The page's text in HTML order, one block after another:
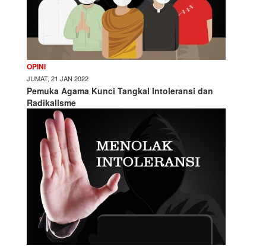
OPINI
JUMAT, 21 JAN 2022
Pemuka Agama Kunci Tangkal Intoleransi dan
Radikalisme